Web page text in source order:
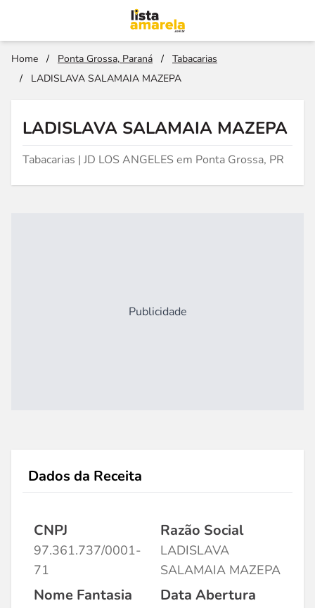
Home / Ponta Grossa, Paraná /
Tabacarias
/
LADISLAVA SALAMAIA MAZEPA
LADISLAVA SALAMAIA MAZEPA
Tabacarias | JD LOS ANGELES em Ponta Grossa, PR
Publicidade
Dados da Receita
CNPJ
97.361.737/0001-
71
Razão Social
LADISLAVA
SALAMAIA MAZEPA
Nome Fantasia Data Abertura